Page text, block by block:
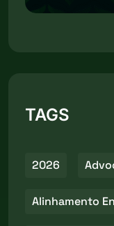
TAGS
2026
Alinhamento